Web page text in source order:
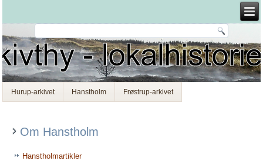
Hurup-arkivet Hanstholm Frøstrup-arkivet
Om Hanstholm
Hanstholmartikler